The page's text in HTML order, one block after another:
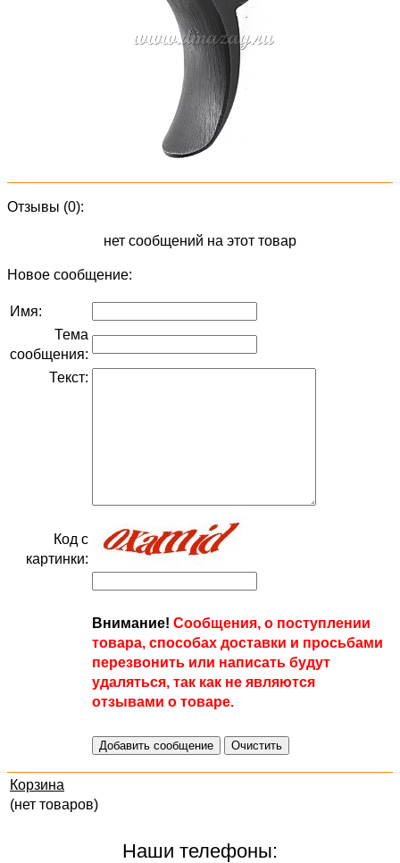
Отзывы (0):
нет сообщений на этот товар
Новое сообщение:
Имя:
Тема
сообщения:
Текст:
Код с
картинки:
Внимание! Сообщения, о поступлении
товара, способах доставки и просьбами
перезвонить или написать будут
удаляться, так как не являются
отзывами о товаре.
Корзина
(нет товаров)
Наши телефоны: